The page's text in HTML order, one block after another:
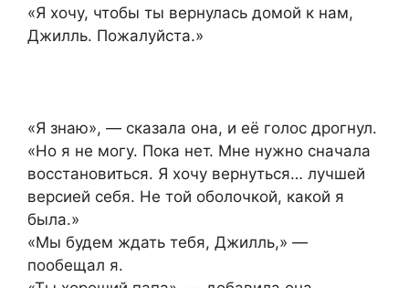
«Я хочу, чтобы ты вернулась домой к нам,
Джилль. Пожалуйста.»
«Я знаю», — сказала она, и её голос дрогнул.
«Но я не могу. Пока нет. Мне нужно сначала
восстановиться. Я хочу вернуться… лучшей
версией себя. Не той оболочкой, какой я
была.»
«Мы будем ждать тебя, Джилль,» —
пообещал я.